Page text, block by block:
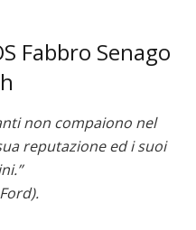
Fabbro Senago
non compaiono nel
reputazione ed i suoi